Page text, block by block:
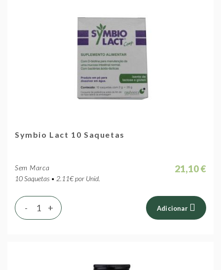
Symbio Lact 10 Saquetas
Sem Marca
10 Saquetas • 2.11€ por Unid.
21,10 €
+
- Adicionar